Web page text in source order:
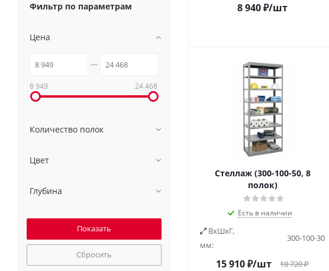
8 940₽/шт
Стеллаж (300-100-50, 8
полок)
Есть в наличии
ВxШxГ,
мм:
300-100-30
15 910₽/шт 18 720₽
Фильтр по параметрам
Цена
8 949 24 468
Количество полок
Цвет
Глубина
Сбросить